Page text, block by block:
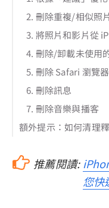
2. 刪除重複/相似照
3. 將照片和影片從
4. 刪除/卸載未使用
5. 刪除 Safari 瀏覽
6. 刪除訊息
7. 刪除音樂與播客
額外提示：如何清理
推薦閱讀:
您快